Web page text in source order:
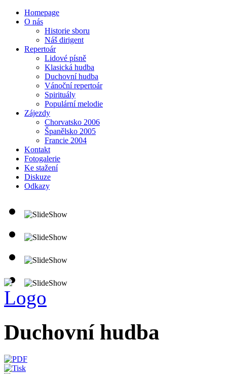
Homepage
O nás
Historie sboru
Náš dirigent
Repertoár
Lidové písně
Klasická hudba
Duchovní hudba
Vánoční repertoár
Spirituály
Populární melodie
Zájezdy
Chorvatsko 2006
Španělsko 2005
Francie 2004
Kontakt
Fotogalerie
Ke stažení
Diskuze
Odkazy
Duchovní hudba